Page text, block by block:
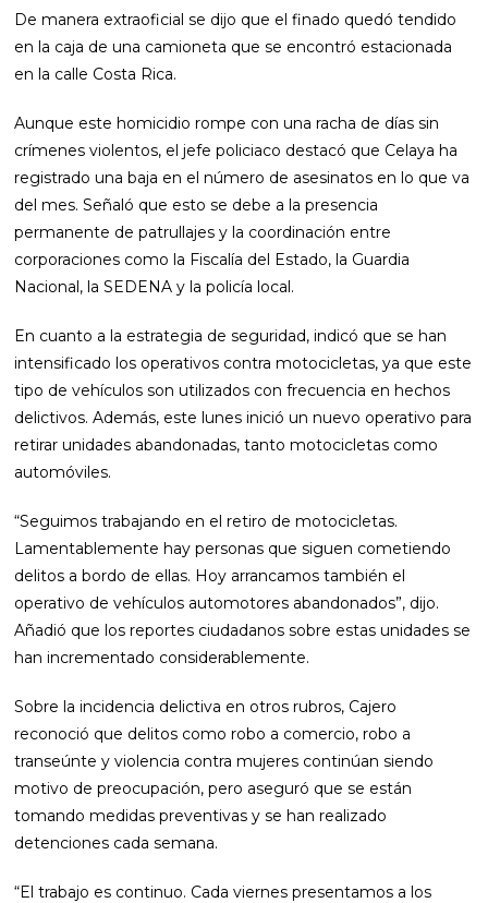
De manera extraoficial se dijo que el finado quedó tendido
en la caja de una camioneta que se encontró estacionada
en la calle Costa Rica.
Aunque este homicidio rompe con una racha de días sin
crímenes violentos, el jefe policiaco destacó que Celaya ha
registrado una baja en el número de asesinatos en lo que va
del mes. Señaló que esto se debe a la presencia
permanente de patrullajes y la coordinación entre
corporaciones como la Fiscalía del Estado, la Guardia
Nacional, la SEDENA y la policía local.
En cuanto a la estrategia de seguridad, indicó que se han
intensificado los operativos contra motocicletas, ya que este
tipo de vehículos son utilizados con frecuencia en hechos
delictivos. Además, este lunes inició un nuevo operativo para
retirar unidades abandonadas, tanto motocicletas como
automóviles.
“Seguimos trabajando en el retiro de motocicletas.
Lamentablemente hay personas que siguen cometiendo
delitos a bordo de ellas. Hoy arrancamos también el
operativo de vehículos automotores abandonados”, dijo.
Añadió que los reportes ciudadanos sobre estas unidades se
han incrementado considerablemente.
Sobre la incidencia delictiva en otros rubros, Cajero
reconoció que delitos como robo a comercio, robo a
transeúnte y violencia contra mujeres continúan siendo
motivo de preocupación, pero aseguró que se están
tomando medidas preventivas y se han realizado
detenciones cada semana.
“El trabajo es continuo. Cada viernes presentamos a los